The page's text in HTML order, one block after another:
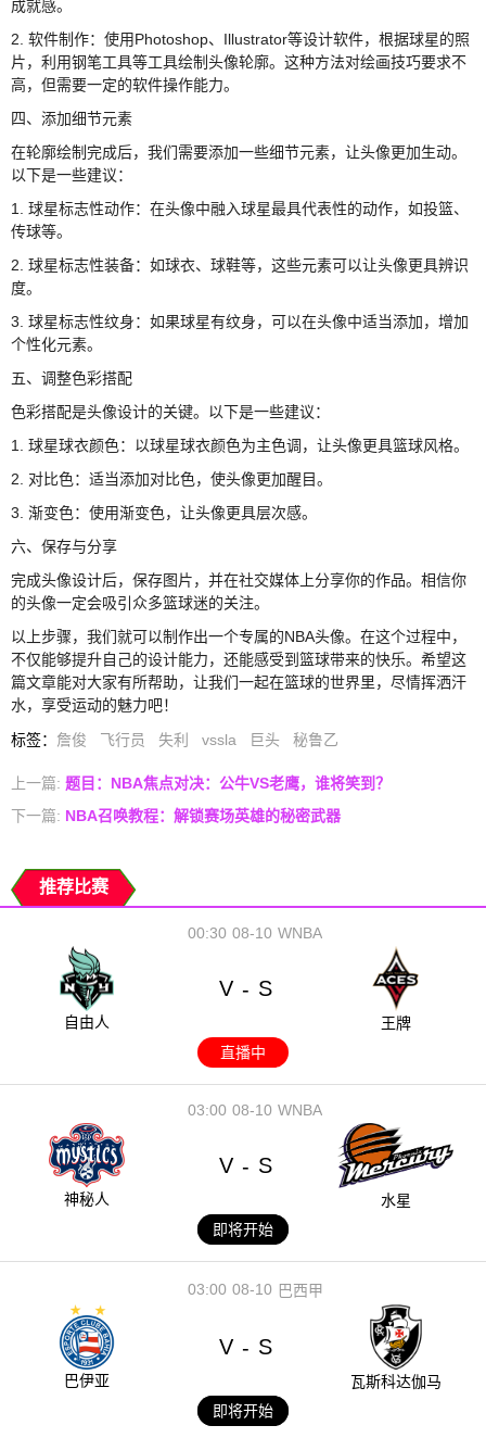
成就感。
2. 软件制作：使用Photoshop、Illustrator等设计软件，根据球星的照
片，利用钢笔工具等工具绘制头像轮廓。这种方法对绘画技巧要求不
高，但需要一定的软件操作能力。
四、添加细节元素
在轮廓绘制完成后，我们需要添加一些细节元素，让头像更加生动。
以下是一些建议：
1. 球星标志性动作：在头像中融入球星最具代表性的动作，如投篮、
传球等。
2. 球星标志性装备：如球衣、球鞋等，这些元素可以让头像更具辨识
度。
3. 球星标志性纹身：如果球星有纹身，可以在头像中适当添加，增加
个性化元素。
五、调整色彩搭配
色彩搭配是头像设计的关键。以下是一些建议：
1. 球星球衣颜色：以球星球衣颜色为主色调，让头像更具篮球风格。
2. 对比色：适当添加对比色，使头像更加醒目。
3. 渐变色：使用渐变色，让头像更具层次感。
六、保存与分享
完成头像设计后，保存图片，并在社交媒体上分享你的作品。相信你
的头像一定会吸引众多篮球迷的关注。
以上步骤，我们就可以制作出一个专属的NBA头像。在这个过程中，
不仅能够提升自己的设计能力，还能感受到篮球带来的快乐。希望这
篇文章能对大家有所帮助，让我们一起在篮球的世界里，尽情挥洒汗
水，享受运动的魅力吧！
标签： 詹俊 飞行员 失利 vssla 巨头 秘鲁乙
上一篇: 题目：NBA焦点对决：公牛VS老鹰，谁将笑到？
下一篇: NBA召唤教程：解锁赛场英雄的秘密武器
推荐比赛
08-10
00:30 WNBA
自由人
V - S
王牌
直播中
08-10
03:00 WNBA
神秘人
V - S
水星
即将开始
08-10
03:00 巴西甲
巴伊亚
V - S
瓦斯科达伽马
即将开始